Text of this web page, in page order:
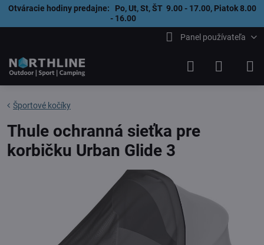
Otváracie hodiny predajne: Po, Ut, St, ŠT 9.00 - 17.00, Piatok 8.00
- 16.00
Panel používateľa
Športové kočíky
Thule ochranná sieťka pre
korbičku Urban Glide 3